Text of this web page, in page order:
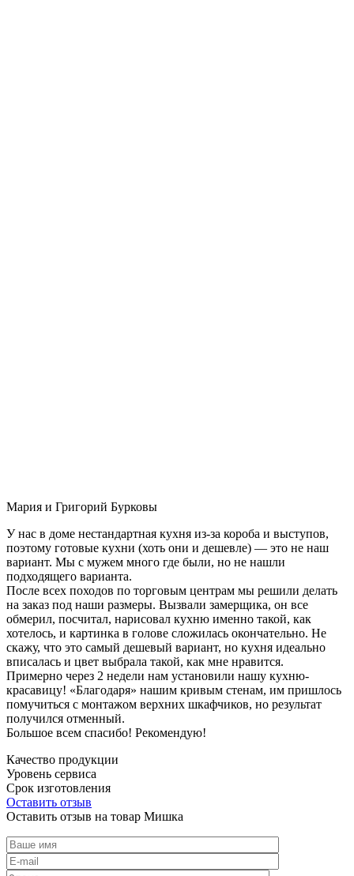
Мария и Григорий Бурковы
У нас в доме нестандартная кухня из-за короба и выступов,
поэтому готовые кухни (хоть они и дешевле) — это не наш
вариант. Мы с мужем много где были, но не нашли
подходящего варианта.
После всех походов по торговым центрам мы решили делать
на заказ под наши размеры. Вызвали замерщика, он все
обмерил, посчитал, нарисовал кухню именно такой, как
хотелось, и картинка в голове сложилась окончательно. Не
скажу, что это самый дешевый вариант, но кухня идеально
вписалась и цвет выбрала такой, как мне нравится.
Примерно через 2 недели нам установили нашу кухню-
красавицу! «Благодаря» нашим кривым стенам, им пришлось
помучиться с монтажом верхних шкафчиков, но результат
получился отменный.
Большое всем спасибо! Рекомендую!
Качество продукции
Уровень сервиса
Срок изготовления
Оставить отзыв
Оставить отзыв на товар Мишка